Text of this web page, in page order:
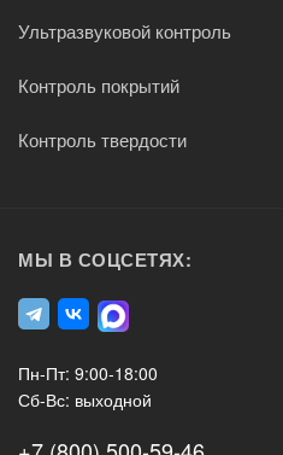
Ультразвуковой контроль
Контроль покрытий
Контроль твердости
МЫ В СОЦСЕТЯХ:
Пн-Пт: 9:00-18:00
Сб-Вс: выходной